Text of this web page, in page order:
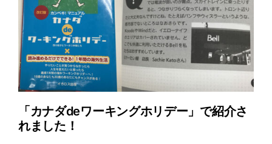
「カナダdeワーキングホリデー」で紹介さ
れました！